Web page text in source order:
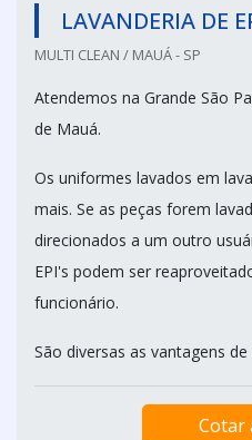
LAVANDERIA DE
MULTI CLEAN / MAUÁ - SP
Atendemos na Grande São
de Mauá.
Os uniformes lavados em
mais. Se as peças forem
direcionados a um outro
EPI's podem ser
funcionário.
São diversas as vantagens
Cotar